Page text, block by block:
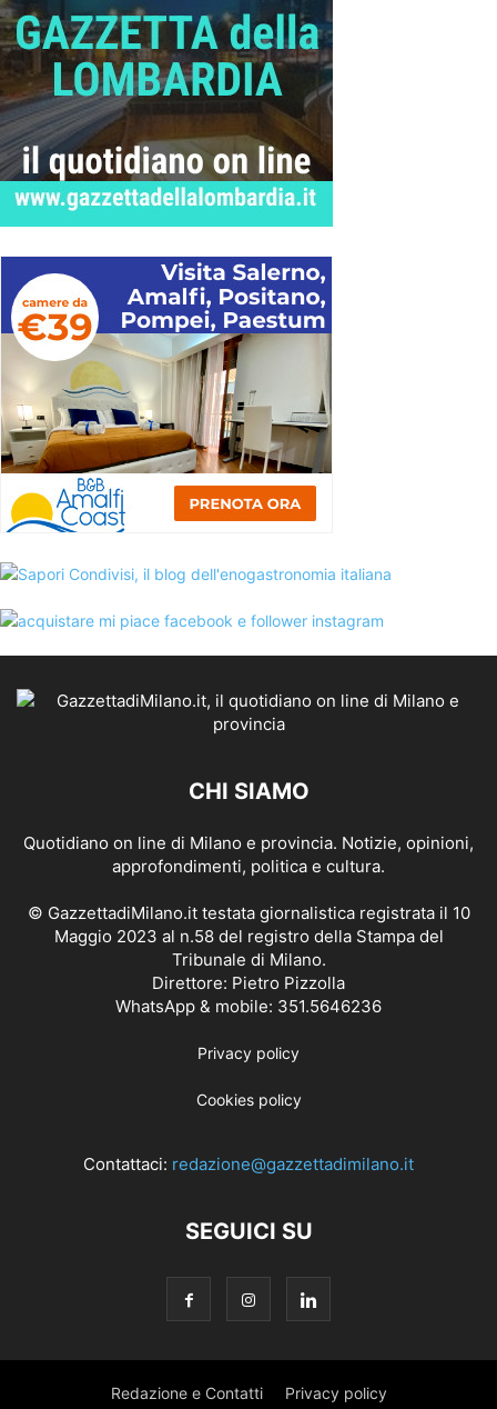
CHI SIAMO
Quotidiano on line di Milano e provincia. Notizie, opinioni,
approfondimenti, politica e cultura.
© GazzettadiMilano.it testata giornalistica registrata il 10
Maggio 2023 al n.58 del registro della Stampa del
Tribunale di Milano.
Direttore: Pietro Pizzolla
WhatsApp & mobile: 351.5646236
Privacy policy
Cookies policy
Contattaci: redazione@gazzettadimilano.it
SEGUICI SU
Redazione e Contatti Privacy policy